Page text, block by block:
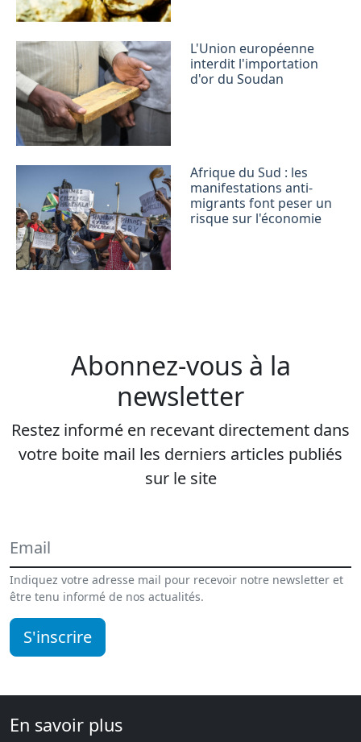
L'Union européenne
interdit l'importation
d'or du Soudan
Afrique du Sud : les
manifestations anti-
migrants font peser un
risque sur l'économie
Abonnez-vous à la
newsletter
Restez informé en recevant directement dans
votre boite mail les derniers articles publiés
sur le site
Indiquez votre adresse mail pour recevoir notre newsletter et
être tenu informé de nos actualités.
S'inscrire
En savoir plus